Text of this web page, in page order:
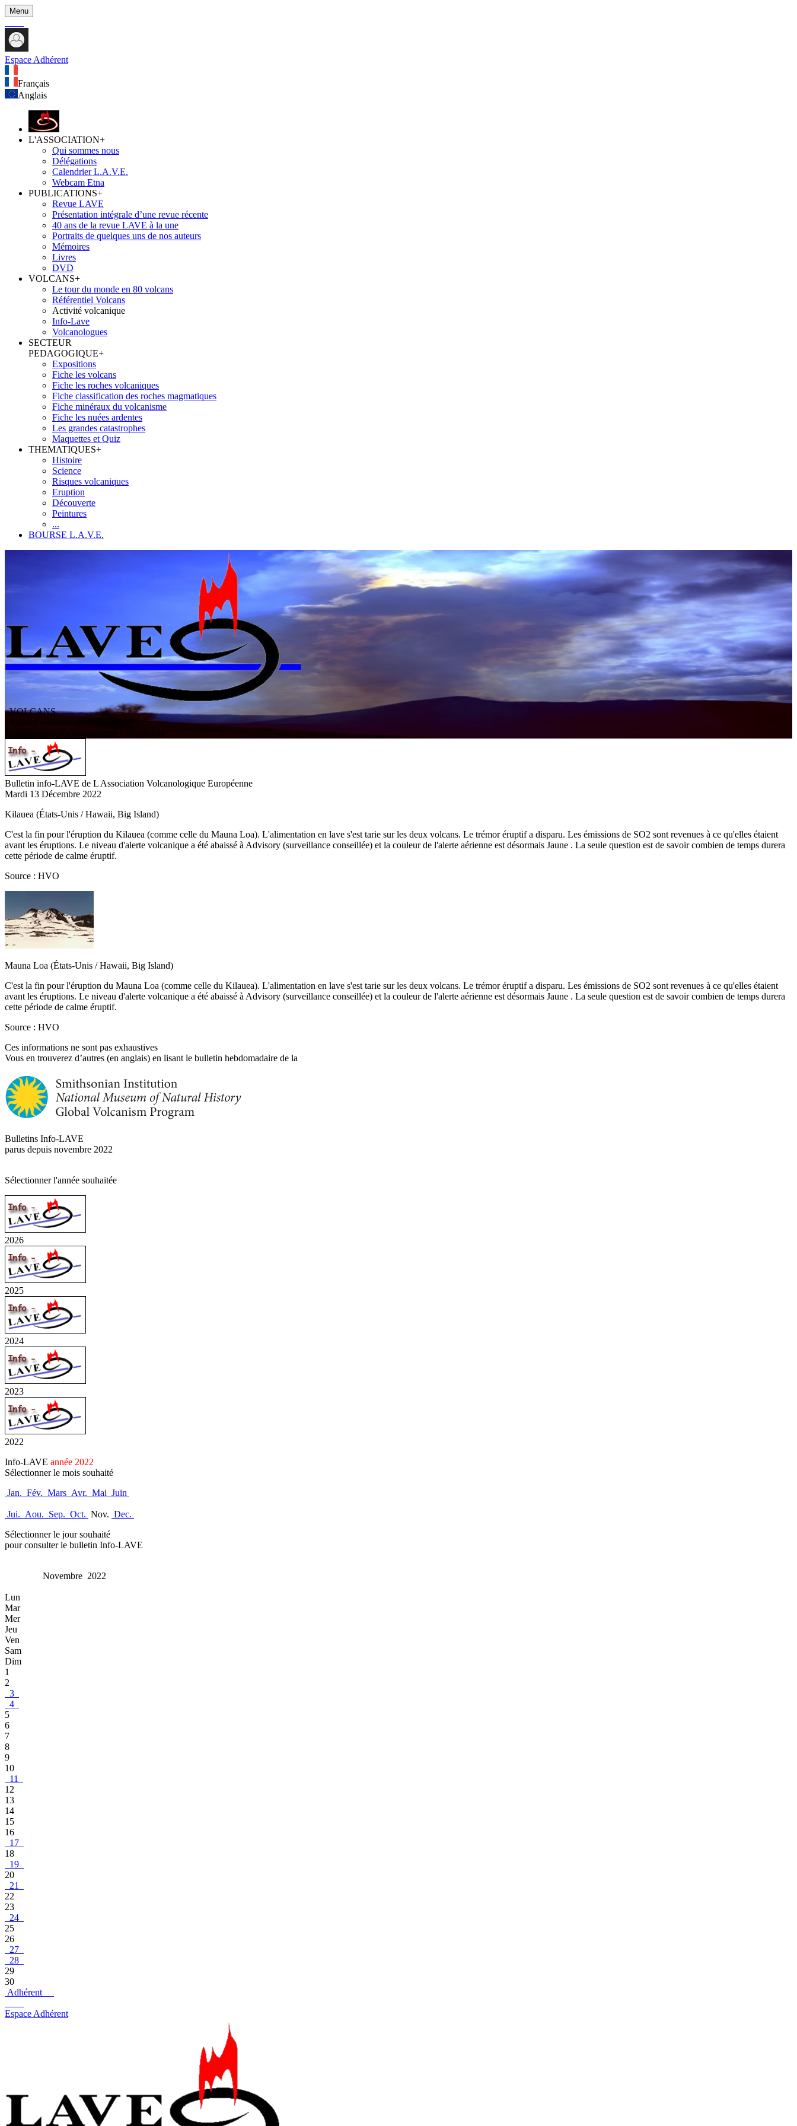
Menu
Espace Adhérent
Français
Anglais
L'ASSOCIATION+
Qui sommes nous
Délégations
Calendrier L.A.V.E.
Webcam Etna
PUBLICATIONS+
Revue LAVE
Présentation intégrale d’une revue récente
40 ans de la revue LAVE à la une
Portraits de quelques uns de nos auteurs
Mémoires
Livres
DVD
VOLCANS+
Le tour du monde en 80 volcans
Référentiel Volcans
Activité volcanique
Info-Lave
Volcanologues
SECTEUR
PEDAGOGIQUE+
Expositions
Fiche les volcans
Fiche les roches volcaniques
Fiche classification des roches magmatiques
Fiche minéraux du volcanisme
Fiche les nuées ardentes
Les grandes catastrophes
Maquettes et Quiz
THEMATIQUES+
Histoire
Science
Risques volcaniques
Eruption
Découverte
Peintures
...
BOURSE L.A.V.E.
VOLCANS
olcanologique
Bulletin info-LAVE de L Association Volcanologique Européenne
Mardi 13 Décembre 2022
Kilauea (États-Unis / Hawaii, Big Island)
C'est la fin pour l'éruption du Kilauea (comme celle du Mauna Loa). L'alimentation en lave s'est tarie sur les deux volcans. Le trémor éruptif a disparu. Les émissions de SO2 sont revenues à ce qu'elles étaient
avant les éruptions. Le niveau d'alerte volcanique a été abaissé à Advisory (surveillance conseillée) et la couleur de l'alerte aérienne est désormais Jaune . La seule question est de savoir combien de temps durera
cette période de calme éruptif.
Source : HVO
Mauna Loa (États-Unis / Hawaii, Big Island)
C'est la fin pour l'éruption du Mauna Loa (comme celle du Kilauea). L'alimentation en lave s'est tarie sur les deux volcans. Le trémor éruptif a disparu. Les émissions de SO2 sont revenues à ce qu'elles étaient
avant les éruptions. Le niveau d'alerte volcanique a été abaissé à Advisory (surveillance conseillée) et la couleur de l'alerte aérienne est désormais Jaune . La seule question est de savoir combien de temps durera
cette période de calme éruptif.
Source : HVO
Ces informations ne sont pas exhaustives
Vous en trouverez d’autres (en anglais) en lisant le bulletin hebdomadaire de la
Bulletins Info-LAVE
parus depuis novembre 2022
Sélectionner l'année souhaitée
2026
2025
2024
2023
2022
Info-LAVE année 2022
Sélectionner le mois souhaité
Jan. Fév. Mars Avr. Mai Juin
Jui. Aou. Sep. Oct. Nov. Dec.
Sélectionner le jour souhaité
pour consulter le bulletin Info-LAVE
Novembre 2022
Lun
Mar
Mer
Jeu
Ven
Sam
Dim
1
2
3
4
5
6
7
8
9
10
11
12
13
14
15
16
17
18
19
20
21
22
23
24
25
26
27
28
29
30
Adhérent
Espace Adhérent